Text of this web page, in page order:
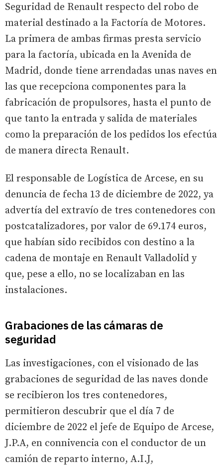
Seguridad de Renault respecto del robo de
material destinado a la Factoría de Motores.
La primera de ambas firmas presta servicio
para la factoría, ubicada en la Avenida de
Madrid, donde tiene arrendadas unas naves en
las que recepciona componentes para la
fabricación de propulsores, hasta el punto de
que tanto la entrada y salida de materiales
como la preparación de los pedidos los efectúa
de manera directa Renault.
El responsable de Logística de Arcese, en su
denuncia de fecha 13 de diciembre de 2022, ya
advertía del extravío de tres contenedores con
postcatalizadores, por valor de 69.174 euros,
que habían sido recibidos con destino a la
cadena de montaje en Renault Valladolid y
que, pese a ello, no se localizaban en las
instalaciones.
Grabaciones de las cámaras de
seguridad
Las investigaciones, con el visionado de las
grabaciones de seguridad de las naves donde
se recibieron los tres contenedores,
permitieron descubrir que el día 7 de
diciembre de 2022 el jefe de Equipo de Arcese,
J.P.A, en connivencia con el conductor de un
camión de reparto interno, A.I.J,